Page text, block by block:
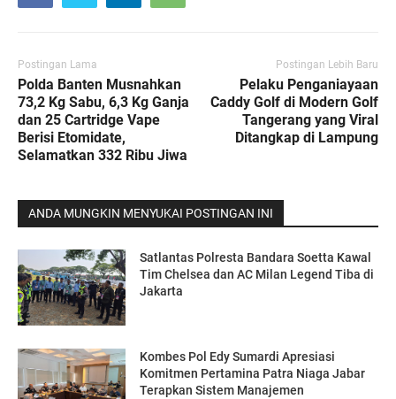
Postingan Lama
Polda Banten Musnahkan
73,2 Kg Sabu, 6,3 Kg Ganja
dan 25 Cartridge Vape
Berisi Etomidate,
Selamatkan 332 Ribu Jiwa
Postingan Lebih Baru
Pelaku Penganiayaan
Caddy Golf di Modern Golf
Tangerang yang Viral
Ditangkap di Lampung
ANDA MUNGKIN MENYUKAI POSTINGAN INI
Satlantas Polresta Bandara Soetta Kawal
Tim Chelsea dan AC Milan Legend Tiba di
Jakarta
Kombes Pol Edy Sumardi Apresiasi
Komitmen Pertamina Patra Niaga Jabar
Terapkan Sistem Manajemen